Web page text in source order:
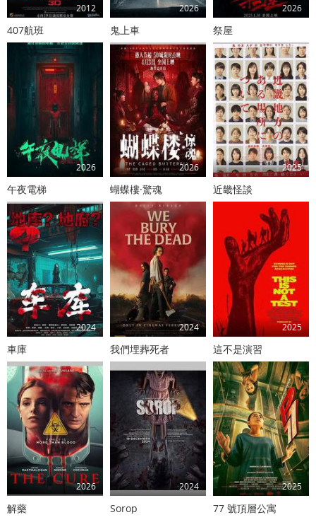
2012
407航班
2026
鬼上車
2026
祭屋
2026
午夜電梯
2026
蝴蝶樓·驚魂
2025
近畿怪談
2024
車庫
2024
我們埋葬死者
2025
這不是演習
2026
解藥
2024
Sorop
2025
77 號頂層公寓